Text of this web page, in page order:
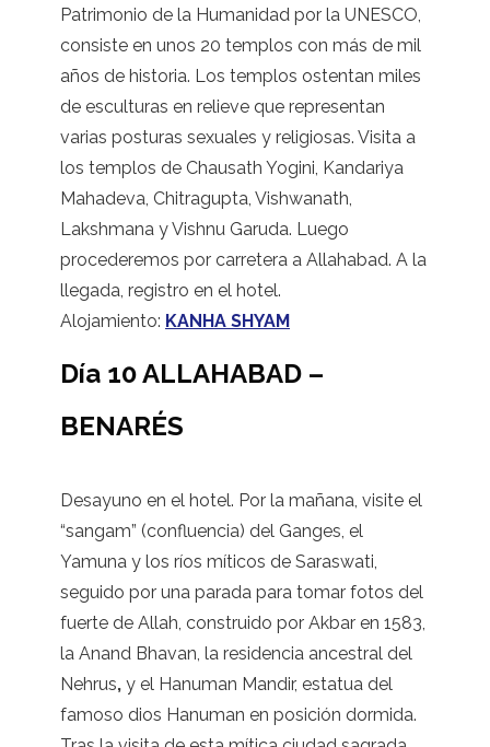
Patrimonio de la Humanidad por la UNESCO,
consiste en unos 20 templos con más de mil
años de historia. Los templos ostentan miles
de esculturas en relieve que representan
varias posturas sexuales y religiosas. Visita a
los templos de Chausath Yogini, Kandariya
Mahadeva, Chitragupta, Vishwanath,
Lakshmana y Vishnu Garuda. Luego
procederemos por carretera a Allahabad. A la
llegada, registro en el hotel.
Alojamiento: KANHA SHYAM
Día 10 ALLAHABAD –
BENARÉS
Desayuno en el hotel. Por la mañana, visite el
“sangam” (confluencia) del Ganges, el
Yamuna y los ríos míticos de Saraswati,
seguido por una parada para tomar fotos del
fuerte de Allah, construido por Akbar en 1583,
la Anand Bhavan, la residencia ancestral del
Nehrus, y el Hanuman Mandir, estatua del
famoso dios Hanuman en posición dormida.